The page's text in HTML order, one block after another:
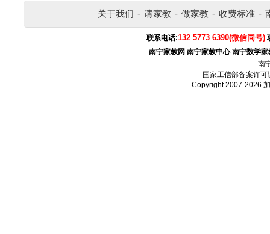
关于我们 - 请家教 - 做家教 - 收费标准 -
联系电话:132 5773 6390(微信同号)
南宁家教网 南宁家教中心 南宁数学家
南
国家工信部备案许可
Copyright 2007-2026